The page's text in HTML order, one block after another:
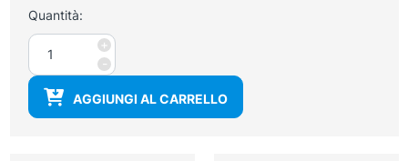
Quantità:
-
Tavolo
scrivania
in
metallo
con
+
AGGIUNGI AL CARRELLO